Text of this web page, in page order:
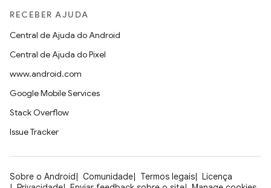
RECEBER AJUDA
Central de Ajuda do Android
Central de Ajuda do Pixel
www.android.com
Google Mobile Services
Stack Overflow
Issue Tracker
Sobre o Android Comunidade Termos legais
Licença